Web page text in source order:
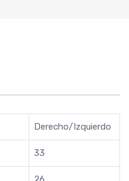
Derecho/Izquierdo
33